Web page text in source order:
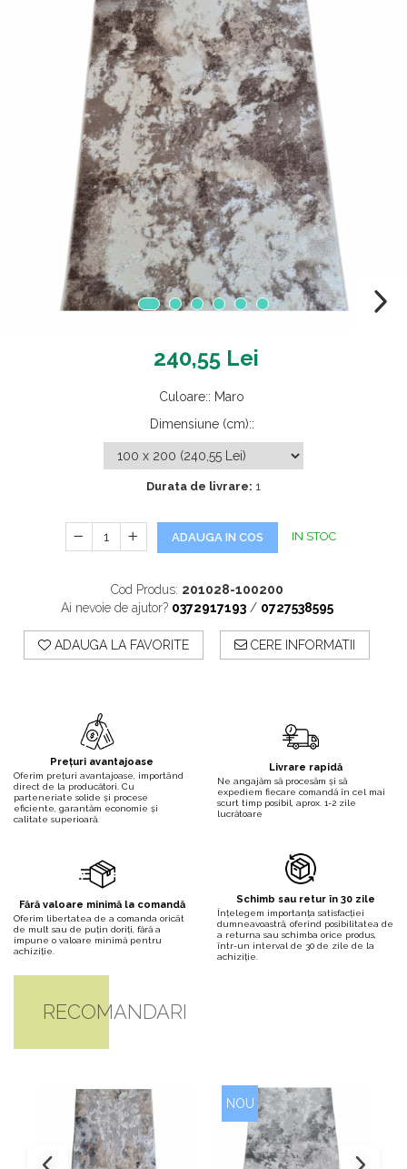
240,55 Lei
Culoare:: Maro
Dimensiune (cm)::
Durata de livrare: 1
ADAUGA IN COS IN STOC
Cod Produs: 201028-100200
Ai nevoie de ajutor? 0372917193 / 0727538595
ADAUGA LA FAVORITE CERE INFORMATII
Prețuri avantajoase
Oferim prețuri avantajoase, importând
direct de la producători. Cu
parteneriate solide și procese
eficiente, garantăm economie și
calitate superioară.
Livrare rapidă
Ne angajăm să procesăm și să
expediem fiecare comandă în cel mai
scurt timp posibil, aprox. 1-2 zile
lucrătoare
Fără valoare minimă la comandă
Oferim libertatea de a comanda oricât
de mult sau de puțin doriți, fără a
impune o valoare minimă pentru
achiziție.
Schimb sau retur în 30 zile
Înțelegem importanța satisfacției
dumneavoastră, oferind posibilitatea de
a returna sau schimba orice produs,
într-un interval de 30 de zile de la
achiziție.
RECOMANDARI
NOU